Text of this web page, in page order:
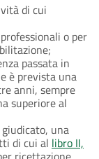
di cui
o per
passata in
è prevista una
anni, sempre
superiore al
una
di cui al libro II,